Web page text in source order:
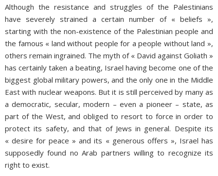
Although the resistance and struggles of the Palestinians
have severely strained a certain number of « beliefs »,
starting with the non-existence of the Palestinian people and
the famous « land without people for a people without land »,
others remain ingrained. The myth of « David against Goliath »
has certainly taken a beating, Israel having become one of the
biggest global military powers, and the only one in the Middle
East with nuclear weapons. But it is still perceived by many as
a democratic, secular, modern – even a pioneer – state, as
part of the West, and obliged to resort to force in order to
protect its safety, and that of Jews in general. Despite its
« desire for peace » and its « generous offers », Israel has
supposedly found no Arab partners willing to recognize its
right to exist.